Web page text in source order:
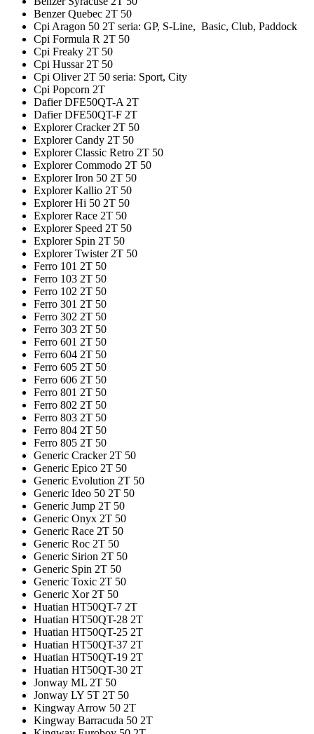
Benzer Quebec 2T 50
Cpi Aragon 50 2T seria: GP, S-Line, Basic, Club, Paddock
Cpi Formula R 2T 50
Cpi Freaky 2T 50
Cpi Hussar 2T 50
Cpi Oliver 2T 50 seria: Sport, City
Cpi Popcorn 2T
Dafier DFE50QT-A 2T
Dafier DFE50QT-F 2T
Explorer Cracker 2T 50
Explorer Candy 2T 50
Explorer Classic Retro 2T 50
Explorer Commodo 2T 50
Explorer Iron 50 2T 50
Explorer Kallio 2T 50
Explorer Hi 50 2T 50
Explorer Race 2T 50
Explorer Speed 2T 50
Explorer Spin 2T 50
Explorer Twister 2T 50
Ferro 101 2T 50
Ferro 103 2T 50
Ferro 102 2T 50
Ferro 301 2T 50
Ferro 302 2T 50
Ferro 303 2T 50
Ferro 601 2T 50
Ferro 604 2T 50
Ferro 605 2T 50
Ferro 606 2T 50
Ferro 801 2T 50
Ferro 802 2T 50
Ferro 803 2T 50
Ferro 804 2T 50
Ferro 805 2T 50
Generic Cracker 2T 50
Generic Epico 2T 50
Generic Evolution 2T 50
Generic Ideo 50 2T 50
Generic Jump 2T 50
Generic Onyx 2T 50
Generic Race 2T 50
Generic Roc 2T 50
Generic Sirion 2T 50
Generic Spin 2T 50
Generic Toxic 2T 50
Generic Xor 2T 50
Huatian HT50QT-7 2T
Huatian HT50QT-28 2T
Huatian HT50QT-25 2T
Huatian HT50QT-37 2T
Huatian HT50QT-19 2T
Huatian HT50QT-30 2T
Jonway ML 2T 50
Jonway LY 5T 2T 50
Kingway Arrow 50 2T
Kingway Barracuda 50 2T